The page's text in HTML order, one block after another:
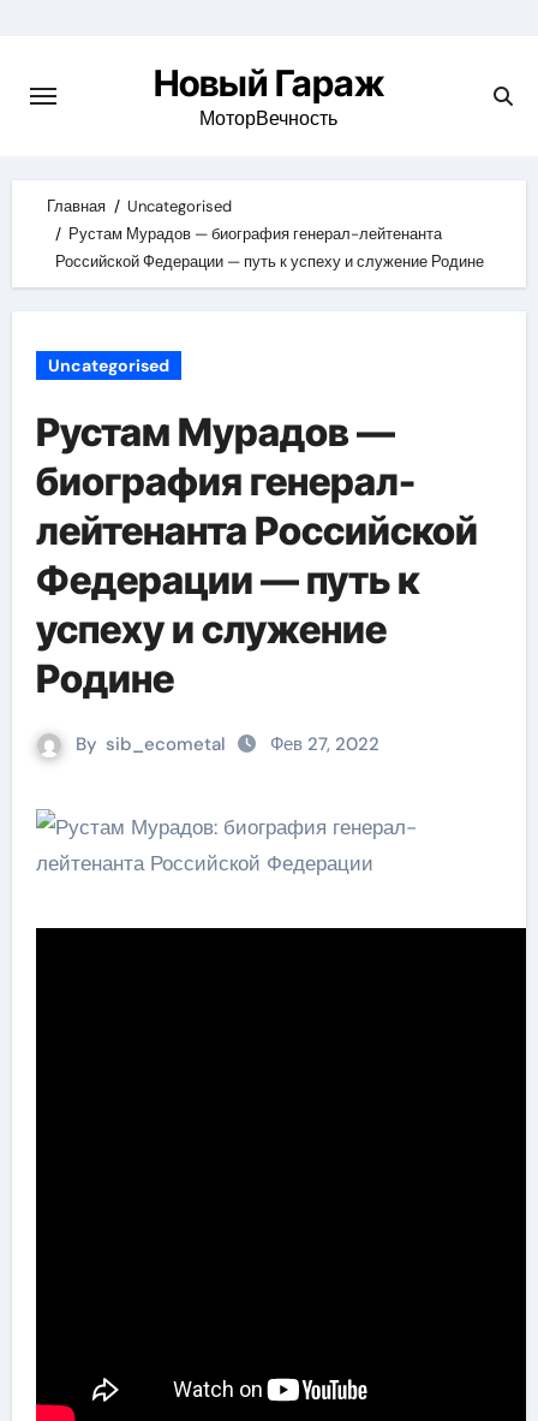
content
Новый Гараж
МоторВечность
Главная
Uncategorised
Рустам Мурадов — биография генерал-лейтенанта
Российской Федерации — путь к успеху и служение Родине
Uncategorised
Рустам Мурадов —
биография генерал-
лейтенанта Российской
Федерации — путь к
успеху и служение
Родине
By sib_ecometal Фев 27, 2022